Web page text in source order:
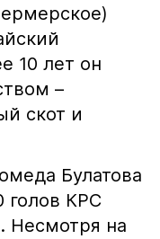
10 лет он
–
скот и
Булатова
голов КРС
Несмотря на